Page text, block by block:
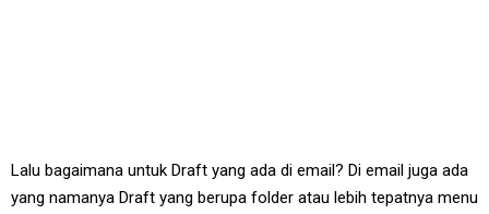
Lalu bagaimana untuk Draft yang ada di email? Di email juga ada
yang namanya Draft yang berupa folder atau lebih tepatnya menu